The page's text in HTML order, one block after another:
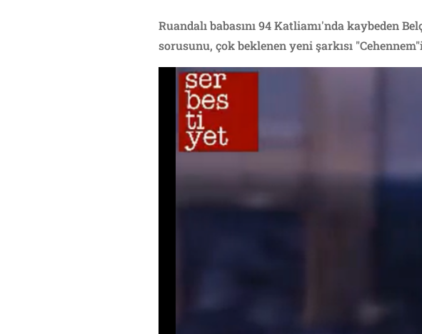
Ruandalı babasını 94 Katliamı'nda kaybeden
sorusunu, çok beklenen yeni şarkısı